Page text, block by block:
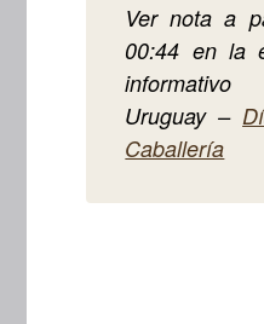
Ver nota a
00:44 en la
Uruguay –
Caballería